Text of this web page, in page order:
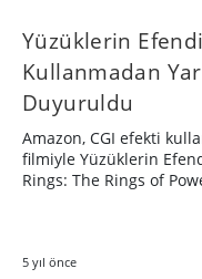
Yüzüklerin
Kullanmadan
Duyuruldu
Amazon, CGI efekti
filmiyle Yüzüklerin
Rings: The Rings of
5 yıl önce